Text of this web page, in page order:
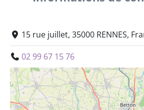
15 rue juillet, 35000 RENNES,
02 99 67 15 76